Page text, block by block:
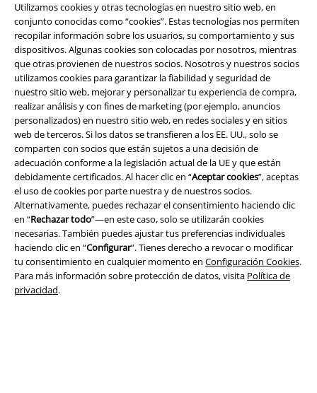
Utilizamos cookies y otras tecnologías en nuestro sitio web, en
conjunto conocidas como “cookies”. Estas tecnologías nos permiten
recopilar información sobre los usuarios, su comportamiento y sus
dispositivos. Algunas cookies son colocadas por nosotros, mientras
que otras provienen de nuestros socios. Nosotros y nuestros socios
utilizamos cookies para garantizar la fiabilidad y seguridad de
nuestro sitio web, mejorar y personalizar tu experiencia de compra,
realizar análisis y con fines de marketing (por ejemplo, anuncios
personalizados) en nuestro sitio web, en redes sociales y en sitios
web de terceros. Si los datos se transfieren a los EE. UU., solo se
comparten con socios que están sujetos a una decisión de
adecuación conforme a la legislación actual de la UE y que están
debidamente certificados. Al hacer clic en “Aceptar cookies”, aceptas
el uso de cookies por parte nuestra y de nuestros socios.
Alternativamente, puedes rechazar el consentimiento haciendo clic
en “Rechazar todo”—en este caso, solo se utilizarán cookies
necesarias. También puedes ajustar tus preferencias individuales
haciendo clic en “Configurar”. Tienes derecho a revocar o modificar
tu consentimiento en cualquier momento en Configuración Cookies.
Para más información sobre protección de datos, visita Política de
privacidad.
Legal
Términos y Condiciones
Aviso Legal
Ley protección de datos
Eliminación de residuos y protección del medioambiente
Declaración de Conformidad